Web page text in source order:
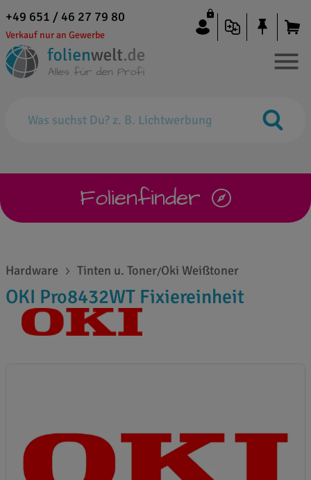
+49 651 / 46 27 79 80
Verkauf nur an Gewerbe
Folienfinder
Hardware Tinten u. Toner/Oki Weißtoner
OKI Pro8432WT Fixiereinheit